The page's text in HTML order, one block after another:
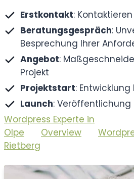
Erstkontakt:
Beratungsgespräch:
Besprechung Ihrer
Angebot:
Projekt
Projektstart: Entwicklung
Launch: Veröffentlichung
Wordpress Experte in
Olpe
Overview
Rietberg